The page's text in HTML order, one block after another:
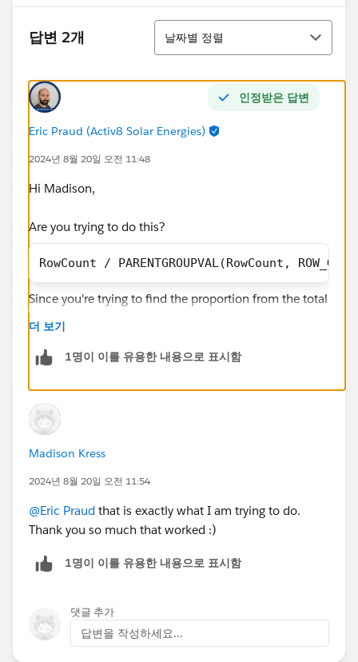
답변 2개
정렬
날짜별 정렬
인정받은 답변
Eric Praud (Activ8 Solar Energies)
2024년 8월 20일 오전 11:48
Hi Madison,
Are you trying to do this?
RowCount / PARENTGROUPVAL(RowCount,
Since you're trying to find the proportion from the total
of the row, you need that value instead of
Case.Handover_Outcome_Reason__c. This is
comprised in the RowCount, depending on where you
더 보기
1명이 이를 유용한 내용으로 표시함
Madison Kress
2024년 8월 20일 오전 11:54
@Eric Praud that is exactly what I am trying to do.
Thank you so much that worked :)
1명이 이를 유용한 내용으로 표시함
댓글 추가
답변을 작성하세요...